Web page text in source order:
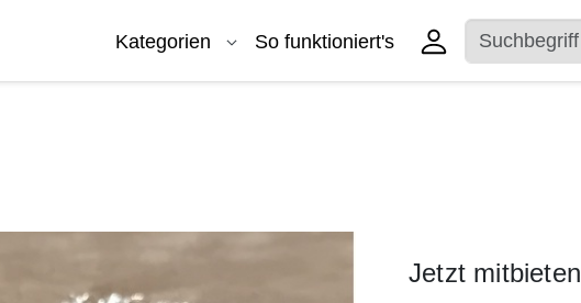
Kategorien So funktioniert's
Jetzt mitbieten